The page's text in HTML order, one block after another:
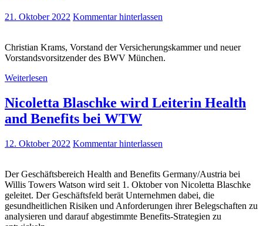
21. Oktober 2022 Kommentar hinterlassen
Christian Krams, Vorstand der Versicherungskammer und neuer
Vorstandsvorsitzender des BWV München.
Weiterlesen
Nicoletta Blaschke wird Leiterin Health
and Benefits bei WTW
12. Oktober 2022 Kommentar hinterlassen
Der Geschäftsbereich Health and Benefits Germany/Austria bei
Willis Towers Watson wird seit 1. Oktober von Nicoletta Blaschke
geleitet. Der Geschäftsfeld berät Unternehmen dabei, die
gesundheitlichen Risiken und Anforderungen ihrer Belegschaften zu
analysieren und darauf abgestimmte Benefits-Strategien zu